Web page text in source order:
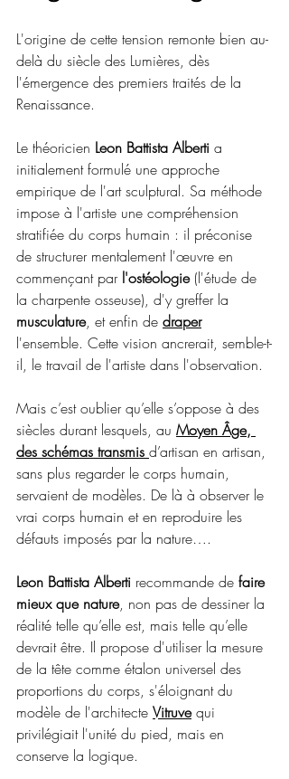
L'origine de cette tension remonte bien au-
delà du siècle des Lumières, dès
l'émergence des premiers traités de la
Renaissance.
Le théoricien Leon Battista Alberti a
initialement formulé une approche
empirique de l'art sculptural. Sa méthode
impose à l'artiste une compréhension
stratifiée du corps humain : il préconise
de structurer mentalement l'œuvre en
commençant par l'ostéologie (l'étude de
la charpente osseuse), d'y greffer la
musculature, et enfin de draper
l'ensemble. Cette vision ancrerait, semble-t-
il, le travail de l'artiste dans l'observation.
Mais c’est oublier qu’elle s’oppose à des
siècles durant lesquels, au Moyen Âge,
des schémas transmis d’artisan en artisan,
sans plus regarder le corps humain,
servaient de modèles. De là à observer le
vrai corps humain et en reproduire les
défauts imposés par la nature….
Leon Battista Alberti recommande de faire
mieux que nature, non pas de dessiner la
réalité telle qu’elle est, mais telle qu’elle
devrait être. Il propose d'utiliser la mesure
de la tête comme étalon universel des
proportions du corps, s'éloignant du
modèle de l'architecte Vitruve qui
privilégiait l'unité du pied, mais en
conserve la logique.